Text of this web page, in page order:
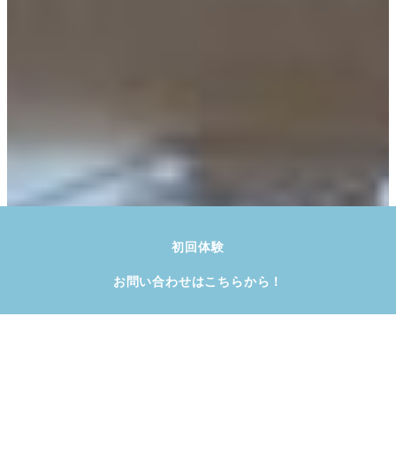
初回体験
お問い合わせはこちらから！